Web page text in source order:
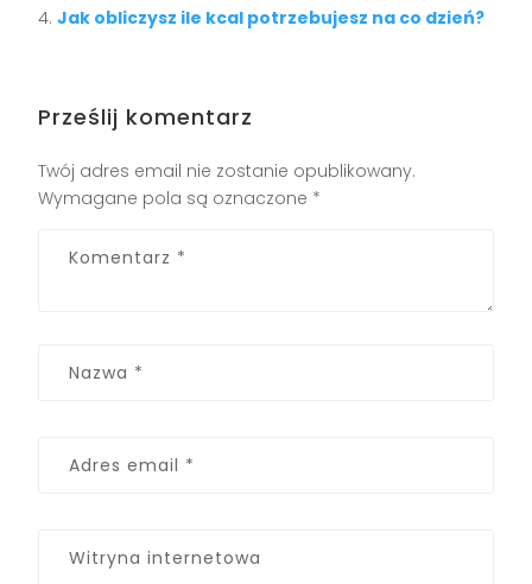
Jak obliczysz ile kcal potrzebujesz na co dzień?
Prześlij komentarz
Twój adres email nie zostanie opublikowany.
Wymagane pola są oznaczone *